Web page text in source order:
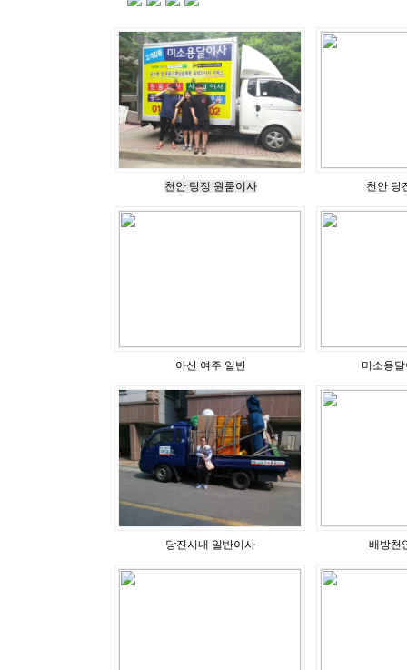
천안 탕정 원룸이사 천안 당
아산 여주 일반 미소용
당진시내 일반이사 배방천